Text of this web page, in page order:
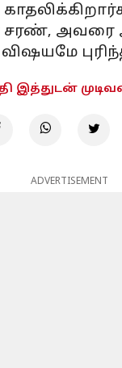
அவரை
இத்துடன்
ADVERTISEMENT